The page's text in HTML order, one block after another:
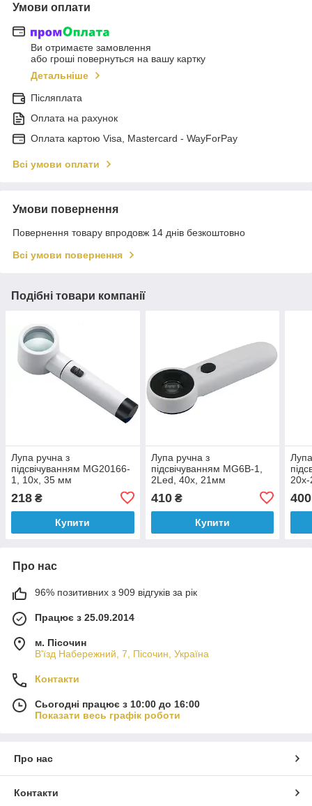
Умови оплати
Ви отримаєте замовлення
або гроші повернуться на вашу картку
Детальніше
Післяплата
Оплата на рахунок
Оплата картою Visa, Mastercard - WayForPay
Всі умови оплати
Умови повернення
Повернення товару впродовж 14 днів безкоштовно
Всі умови повернення
Подібні товари компанії
Лупа ручна з
підсвічуванням MG20166-
1, 10x, 35 мм
218 ₴
Купити
Лупа ручна з
підсвічуванням MG6B-1,
2Led, 40x, 21мм
410₴
Купити
400
Про нас
96% позитивних з 909 відгуків за рік
Працює з 25.09.2014
м. Пісочин
В'їзд Набережний, 7, Пісочин, Україна
Контакти
Сьогодні працює з 10:00 до 16:00
Показати весь графік роботи
Про нас
Контакти